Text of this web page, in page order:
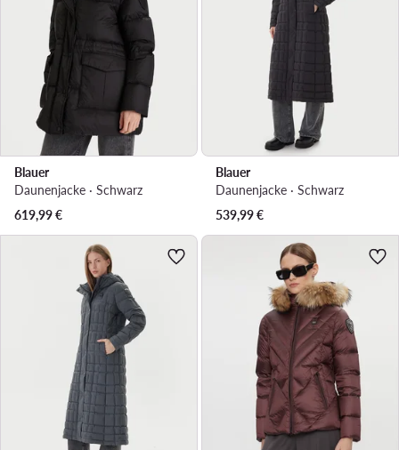
Blauer
Daunenjacke · Schwarz
619,99€
Blauer
Daunenjacke · Schwarz
539,99€